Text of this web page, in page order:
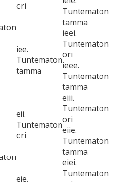
ori
Tuntematon
tamma
iee.
Tuntematon
tamma
ieei.
Tuntematon
ori
ieee.
Tuntematon
tamma
eii.
Tuntematon
ori
eiii.
Tuntematon
ori
eiie.
Tuntematon
tamma
eie.
eiei.
Tuntematon